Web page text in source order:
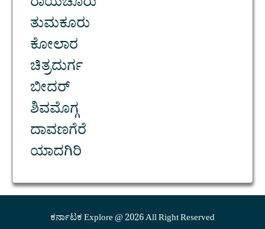
ತುಮಕೂರು
ಕೋಲಾರ
ಚಿತ್ರದುರ್ಗ
ಬೀದರ್
ಶಿವಮೊಗ್ಗ
ದಾವಣಗೆರೆ
ಯಾದಗಿರಿ
ಕರ್ನಾಟಕ Explore @ 2026 All Right Reserved